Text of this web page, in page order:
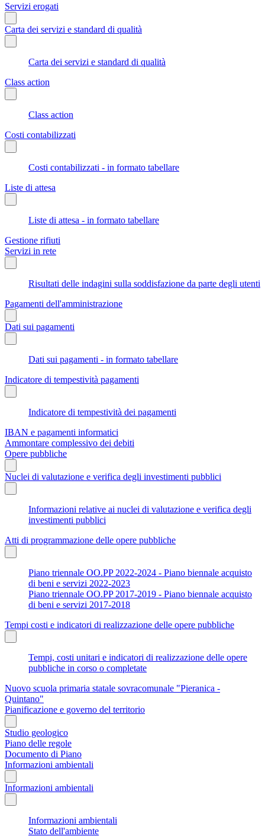
Servizi erogati
Carta dei servizi e standard di qualità
Carta dei servizi e standard di qualità
Class action
Class action
Costi contabilizzati
Costi contabilizzati - in formato tabellare
Liste di attesa
Liste di attesa - in formato tabellare
Gestione rifiuti
Servizi in rete
Risultati delle indagini sulla soddisfazione da parte degli utenti
Pagamenti dell'amministrazione
Dati sui pagamenti
Dati sui pagamenti - in formato tabellare
Indicatore di tempestività pagamenti
Indicatore di tempestività dei pagamenti
IBAN e pagamenti informatici
Ammontare complessivo dei debiti
Opere pubbliche
Nuclei di valutazione e verifica degli investimenti pubblici
Informazioni relative ai nuclei di valutazione e verifica degli
investimenti pubblici
Atti di programmazione delle opere pubbliche
Piano triennale OO.PP 2022-2024 - Piano biennale acquisto
di beni e servizi 2022-2023
Piano triennale OO.PP 2017-2019 - Piano biennale acquisto
di beni e servizi 2017-2018
Tempi costi e indicatori di realizzazione delle opere pubbliche
Tempi, costi unitari e indicatori di realizzazione delle opere
pubbliche in corso o completate
Nuovo scuola primaria statale sovracomunale "Pieranica -
Quintano"
Pianificazione e governo del territorio
Studio geologico
Piano delle regole
Documento di Piano
Informazioni ambientali
Informazioni ambientali
Informazioni ambientali
Stato dell'ambiente